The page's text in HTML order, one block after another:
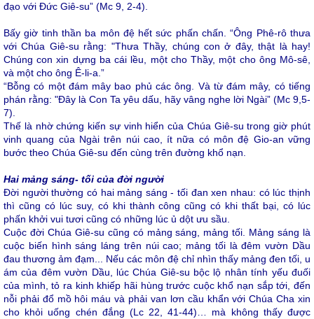
đạo với Đức Giê-su” (Mc 9, 2-4).
Bấy giờ tinh thần ba môn đệ hết sức phấn chấn. “Ông Phê-rô thưa
với Chúa Giê-su rằng: "Thưa Thầy, chúng con ở đây, thật là hay!
Chúng con xin dựng ba cái lều, một cho Thầy, một cho ông Mô-sê,
và một cho ông Ê-li-a.”
“Bỗng có một đám mây bao phủ các ông. Và từ đám mây, có tiếng
phán rằng: "Đây là Con Ta yêu dấu, hãy vâng nghe lời Ngài” (Mc 9,5-
7).
Thế là nhờ chứng kiến sự vinh hiển của Chúa Giê-su trong giờ phút
vinh quang của Ngài trên núi cao, ít nữa có môn đệ Gio-an vững
bước theo Chúa Giê-su đến cùng trên đường khổ nạn.
Hai mảng sáng- tối của đời người
Đời người thường có hai mảng sáng - tối đan xen nhau: có lúc thịnh
thì cũng có lúc suy, có khi thành công cũng có khi thất bại, có lúc
phấn khởi vui tươi cũng có những lúc ủ dột ưu sầu.
Cuộc đời Chúa Giê-su cũng có mảng sáng, mảng tối. Mảng sáng là
cuộc biến hình sáng láng trên núi cao; mảng tối là đêm vườn Dầu
đau thương ảm đạm... Nếu các môn đệ chỉ nhìn thấy mảng đen tối, u
ám của đêm vườn Dầu, lúc Chúa Giê-su bộc lộ nhân tính yếu đuối
của mình, tỏ ra kinh khiếp hãi hùng trước cuộc khổ nạn sắp tới, đến
nỗi phải đổ mồ hôi máu và phải van lơn cầu khẩn với Chúa Cha xin
cho khỏi uống chén đắng (Lc 22, 41-44)… mà không thấy được